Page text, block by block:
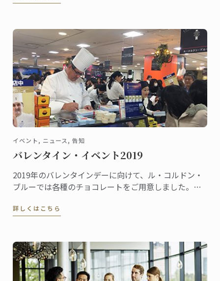
イベント, ニュース, 告知
バレンタイン・イベント2019
2019年のバレンタインデーに向けて、ル・コルドン・
ブルーでは各種のチョコレートをご用意しました。こ
れ、東京校と神戸校のシェフ講師たちも応援に駆けつ
詳しくはこちら